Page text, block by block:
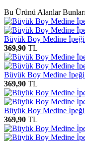
Bu Ürünü Alanlar
Büyük Boy Medine
369,90 TL
Büyük Boy Medine
369,90 TL
Büyük Boy Medine
369,90 TL